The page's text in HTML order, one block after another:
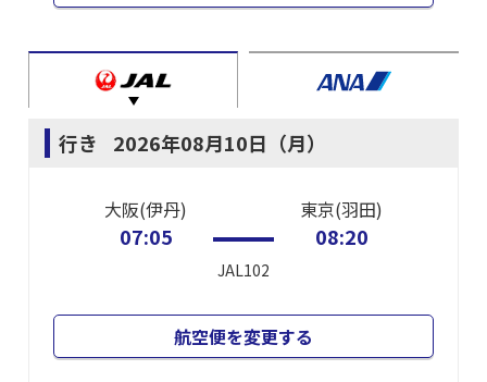
行き 2026年08月10日（月）
大阪(伊丹)
07:05
JAL102
東京(羽田)
08:20
航空便を変更する